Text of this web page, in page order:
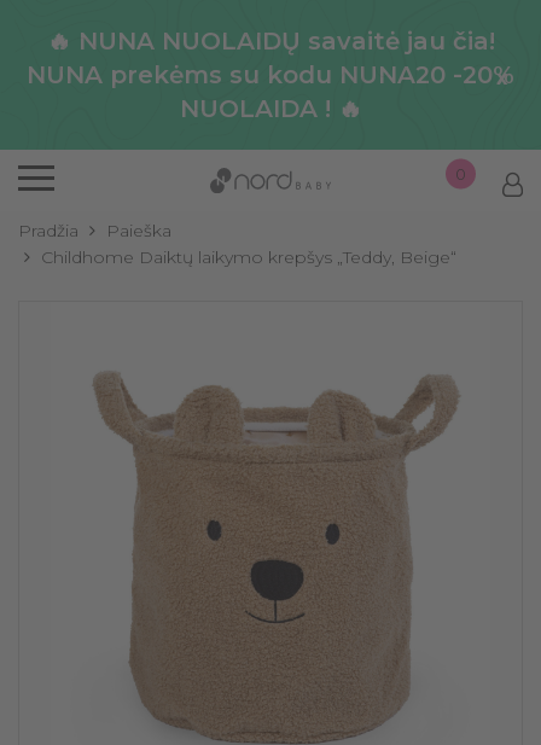
🔥 NUNA NUOLAIDŲ savaitė jau čia!
NUNA prekėms su kodu NUNA20 -20%
NUOLAIDA ! 🔥
x
0
Pradžia
Paieška
Childhome Daiktų laikymo krepšys „Teddy, Beige“